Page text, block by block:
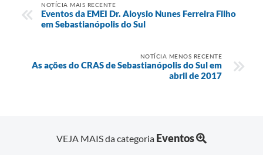
NOTÍCIA MAIS RECENTE
Eventos da EMEI Dr. Aloysio Nunes Ferreira Filho
em Sebastianópolis do Sul
NOTÍCIA MENOS RECENTE
As ações do CRAS de Sebastianópolis do Sul em
abril de 2017
VEJA MAIS da categoria Eventos